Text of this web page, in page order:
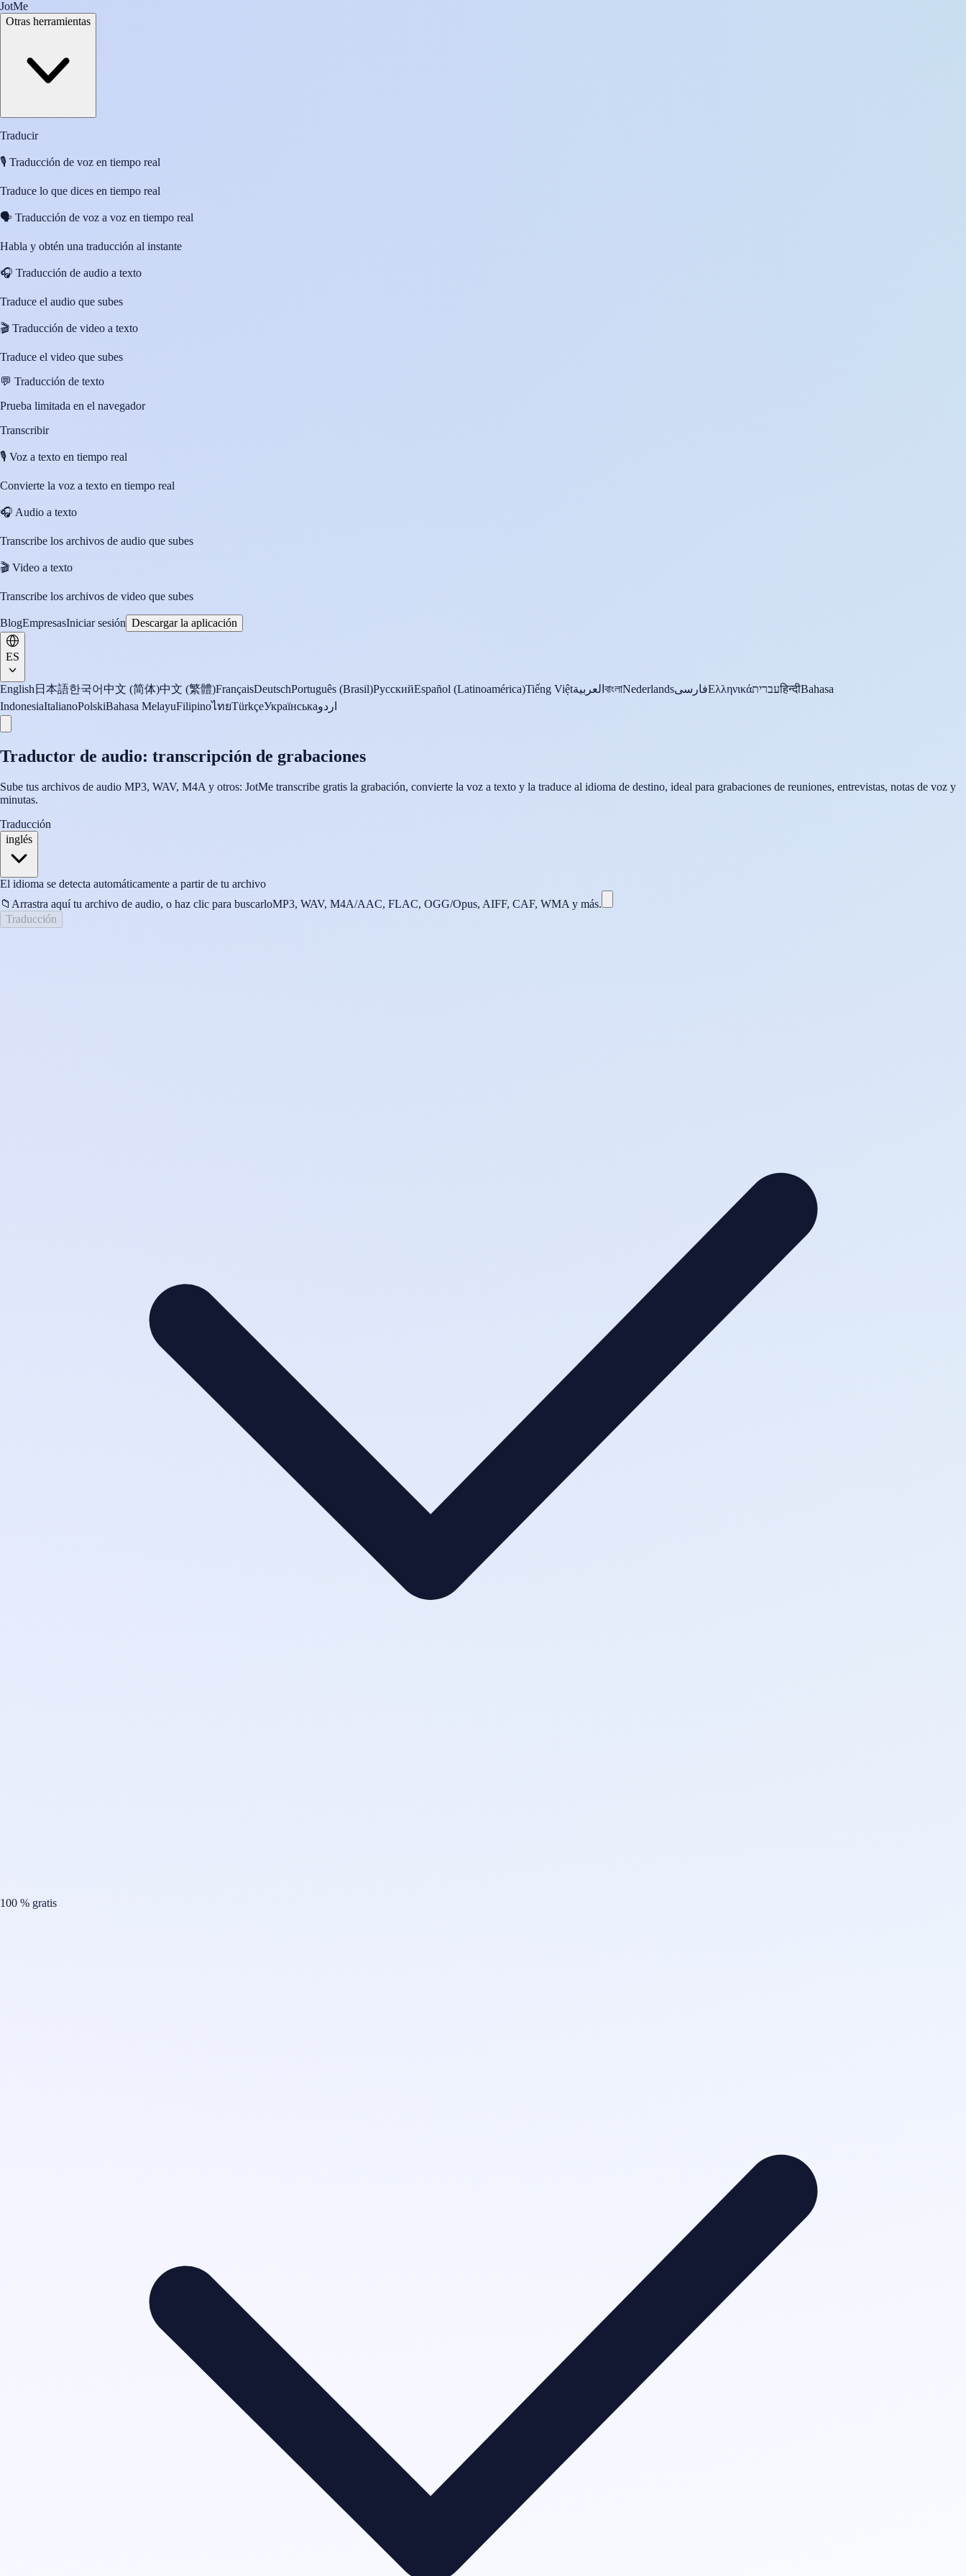
JotMe
Otras herramientas
Traducir
🎙️ Traducción de voz en tiempo real
Traduce lo que dices en tiempo real
🗣️ Traducción de voz a voz en tiempo real
Habla y obtén una traducción al instante
🎧 Traducción de audio a texto
Traduce el audio que subes
🎬 Traducción de video a texto
Traduce el video que subes
💬 Traducción de texto
Prueba limitada en el navegador
Transcribir
🎙️ Voz a texto en tiempo real
Convierte la voz a texto en tiempo real
🎧 Audio a texto
Transcribe los archivos de audio que subes
🎬 Video a texto
Transcribe los archivos de video que subes
BlogEmpresasIniciar sesión Descargar la aplicación
ES
English 日本語한국어中文 (简体)中文 (繁體)FrançaisDeutschPortuguês (Brasil)РусскийEspañol (Latinoamérica)Tiếng Việtالعربية বাংলাNederlandsفارسیΕλληνικάעבריתहिन्दीBahasa
IndonesiaItalianoPolskiBahasa MelayuFilipinoไทยTürkçeУкраїнськаاردو
Traductor de audio: transcripción de grabaciones
Sube tus archivos de audio MP3, WAV, M4A y otros: JotMe transcribe gratis la grabación, convierte la voz a texto y la traduce al idioma de destino, ideal para grabaciones de reuniones, entrevistas, notas de voz y
minutas.
Traducción
inglés
El idioma se detecta automáticamente a partir de tu archivo
📁 Arrastra aquí tu archivo de audio, o haz clic para buscarloMP3, WAV, M4A/AAC, FLAC, OGG/Opus, AIFF, CAF, WMA y más.
Traducción
100 % gratis